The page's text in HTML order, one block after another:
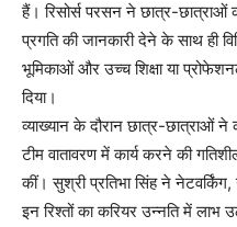
हैं। रिसोर्स परसन ने छात्र-छात्राओं
प्रगति की जानकारी देने के साथ ही
भूमिकाओं और उच्च शिक्षा या
दिया।
व्याख्यान के दौरान छात्र-छात्राओं
टीम वातावरण में कार्य करने की
कीं। सुश्री प्रतिभा सिंह ने
इन रिश्तों का करियर उन्नति में लाभ